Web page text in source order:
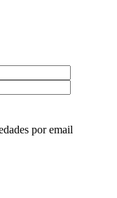
por email